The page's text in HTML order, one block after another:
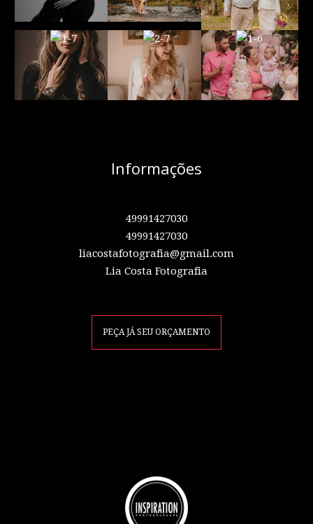
Informações
49991427030
49991427030
liacostafotografia@gmail.com
Lia Costa Fotografia
PEÇA JÁ SEU ORÇAMENTO